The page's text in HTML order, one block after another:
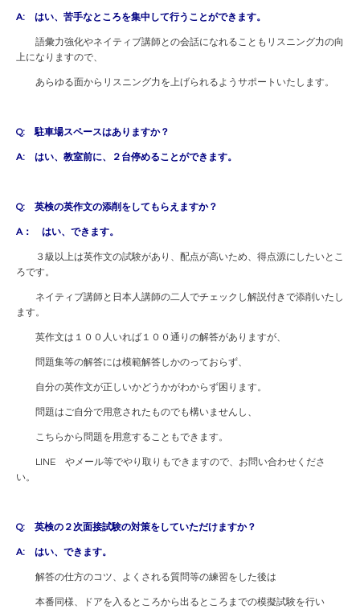
A: はい、苦手なところを集中して行うことができます。
語彙力強化やネイティブ講師との会話になれることもリスニング力の向
上になりますので、
あらゆる面からリスニング力を上げられるようサポートいたします。
Q: 駐車場スペースはありますか？
A: はい、教室前に、２台停めることができます。
Q: 英検の英作文の添削をしてもらえますか？
A： はい、できます。
３級以上は英作文の試験があり、配点が高いため、得点源にしたいとこ
ろです。
ネイティブ講師と日本人講師の二人でチェックし解説付きで添削いたし
ます。
英作文は１００人いれば１００通りの解答がありますが、
問題集等の解答には模範解答しかのっておらず、
自分の英作文が正しいかどうかがわからず困ります。
問題はご自分で用意されたものでも構いませんし、
こちらから問題を用意することもできます。
LINE やメール等でやり取りもできますので、お問い合わせくださ
い。
Q: 英検の２次面接試験の対策をしていただけますか？
A: はい、できます。
解答の仕方のコツ、よくされる質問等の練習をした後は
本番同様、ドアを入るところから出るところまでの模擬試験を行い